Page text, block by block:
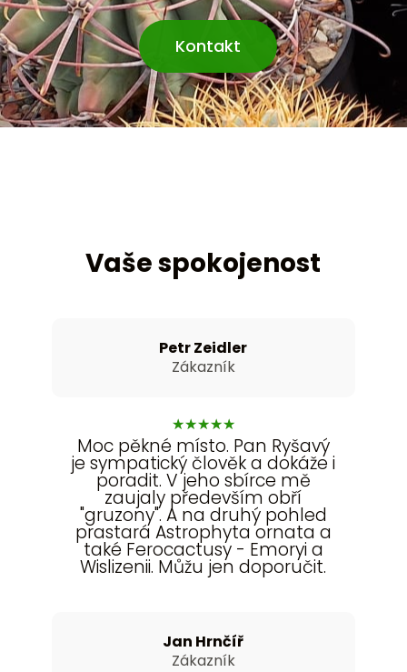
Kontakt
Vaše spokojenost
Petr Zeidler
Zákazník
★★★★★
Moc pěkné místo. Pan Ryšavý
je sympatický člověk a dokáže i
poradit. V jeho sbírce mě
zaujaly především obří
"gruzony". A na druhý pohled
prastará Astrophyta ornata a
také Ferocactusy - Emoryi a
Wislizenii. Můžu jen doporučit.
Jan Hrnčíř
Zákazník